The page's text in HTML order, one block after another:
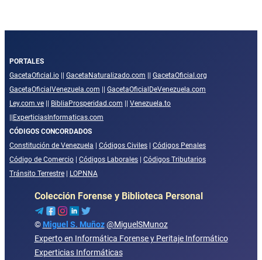
PORTALES
GacetaOficial.io
GacetaNaturalizado.com
GacetaOficial.org
GacetaOficialVenezuela.com
GacetaOficialDeVenezuela.com
Ley.com.ve
BibliaProsperidad.com
Venezuela.to
ExperticiasInformaticas.com
CÓDIGOS CONCORDADOS
Constitución de Venezuela
Códigos Civiles
Códigos Penales
Código de Comercio
Códigos Laborales
Códigos Tributarios
Tránsito Terrestre
LOPNNA
Colección Forense y Biblioteca Personal
© Miguel S. Muñoz @MiguelSMunoz
Experto en Informática Forense y Peritaje Informático
Experticias Informáticas